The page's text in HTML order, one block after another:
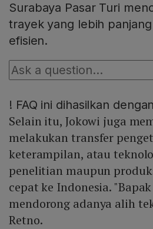
Surabaya Pasar Turi
trayek yang lebih
efisien.
! FAQ ini dihasilkan
Selain itu, Jokowi juga
melakukan transfer
keterampilan, atau
penelitian maupun
cepat ke Indonesia.
mendorong adanya alih
Retno.